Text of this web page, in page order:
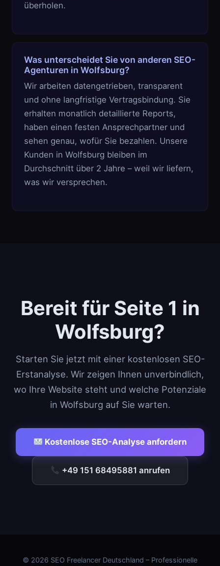
überholen.
Was unterscheidet Sie von anderen SEO-
Agenturen in Wolfsburg?
Wir arbeiten datengetrieben, transparent
und ohne langfristige Vertragsbindung. Sie
erhalten monatlich detaillierte Reports,
haben einen festen Ansprechpartner und
sehen genau, wofür Sie bezahlen. Unsere
Kunden in Wolfsburg bleiben im
Durchschnitt über 2 Jahre – weil wir liefern,
was wir versprechen.
Bereit für Seite 1 in
Wolfsburg?
Starten Sie jetzt mit einer kostenlosen SEO-
Erstanalyse. Wir zeigen Ihnen unverbindlich,
wo Ihre Website steht und welche Potenziale
in Wolfsburg auf Sie warten.
Kostenlose SEO-Analyse anfordern
+49 151 68495881 anrufen
© 2026 SEO Freelancer Deutschland – Professionelle